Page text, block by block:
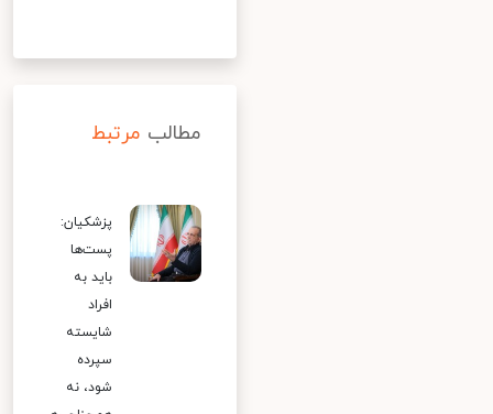
مطالب مرتبط
پزشکیان:
پست‌ها
باید به
افراد
شایسته
سپرده
شود، نه